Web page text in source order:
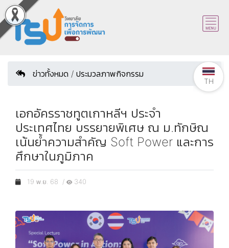
ข่าวทั้งหมด / ประมวลภาพกิจกรรม
เอกอัครราชทูตเกาหลีฯ ประจำ
ประเทศไทย บรรยายพิเศษ ณ ม.ทักษิณ
เน้นย้ำความสำคัญ Soft Power และการ
ศึกษาในภูมิภาค
19 พ.ย. 68 / 340
TH